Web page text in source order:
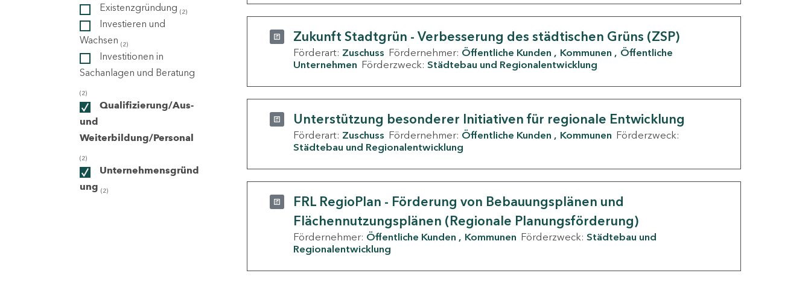
Existenzgründung (2)
Investieren und
Wachsen (2)
Investitionen in
Sachanlagen und Beratung
(2)
Qualifizierung/Aus-
und
Weiterbildung/Personal
(2)
Unternehmensgründ
ung (2)
Zukunft Stadtgrün - Verbesserung des städtischen Grüns (ZSP)
Förderart: Zuschuss Fördernehmer: Öffentliche Kunden Kommunen
Öffentliche
Unternehmen Förderzweck: Städtebau und Regionalentwicklung
Unterstützung besonderer Initiativen für regionale Entwicklung
Förderart: Zuschuss Fördernehmer: Öffentliche Kunden Kommunen Förderzweck:
Städtebau und Regionalentwicklung
FRL RegioPlan - Förderung von Bebauungsplänen und
Flächennutzungsplänen (Regionale Planungsförderung)
Fördernehmer: Öffentliche Kunden Kommunen Förderzweck: Städtebau und
Regionalentwicklung